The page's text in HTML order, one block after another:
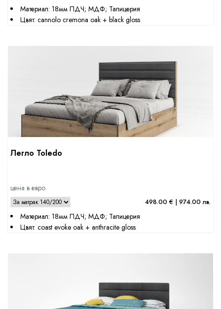
Материал: 18мм ПДЧ; МДФ; Тапицерия
Цвят: cannolo cremona oak + black gloss
Легло Toledo
цена в евро
498.00 € | 974.00 лв.
Материал: 18мм ПДЧ; МДФ; Тапицерия
Цвят: coast evoke oak + anthracite gloss